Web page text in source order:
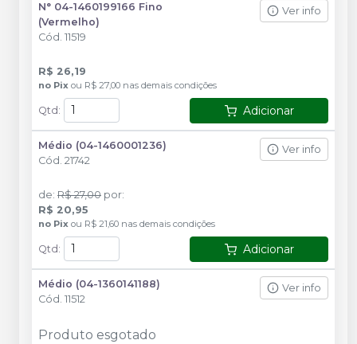
N° 04-1460199166 Fino
(Vermelho)
Cód. 11519
Ver info
R$ 26,19
no Pix ou R$ 27,00 nas demais condições
Qtd : Adicionar
Médio (04-1460001236)
Cód. 21742
Ver info
de: R$ 27,00 por:
R$ 20,95
no Pix ou R$ 21,60 nas demais condições
Qtd : Adicionar
Médio (04-1360141188)
Cód. 11512
Ver info
Produto esgotado